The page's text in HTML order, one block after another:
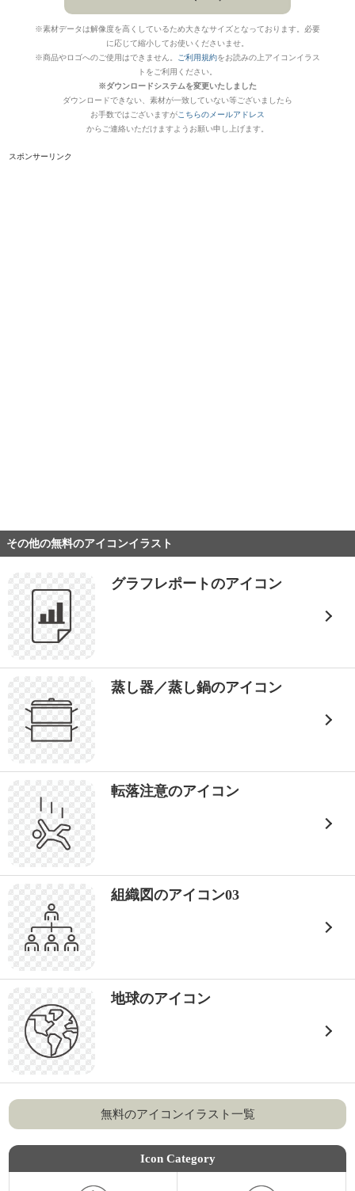
※素材データは解像度を高くしているため大きなサイズとなっております。必要
に応じて縮小してお使いくださいませ。
※商品やロゴへのご使用はできません。
ご利用規約をお読みの上アイコンイラス
トをご利用ください。
※ダウンロードシステムを変更いたしました
ダウンロードできない、素材が一致していない等ございましたら
お手数ではございますがこちらのメールアドレス
からご連絡いただけますようお願い申し上げます。
スポンサーリンク
その他の無料のアイコンイラスト
グラフレポートのアイコン
蒸し器／蒸し鍋のアイコン
転落注意のアイコン
組織図のアイコン03
地球のアイコン
無料のアイコンイラスト一覧
Icon Category